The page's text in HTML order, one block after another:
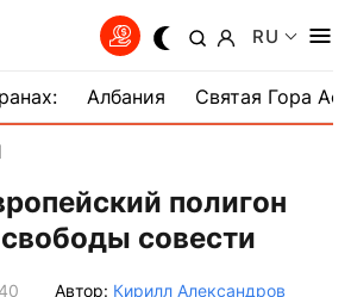
RU
Албания Святая Гора
полигон
совести
Автор: Кирилл Александров